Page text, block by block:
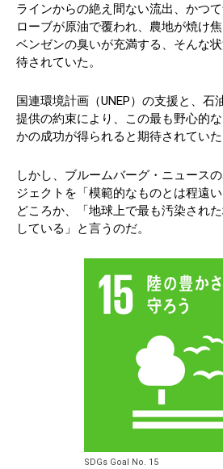
ラインからの絶え間ない流出、かつ
ローブが原油で覆われ、農地が焼け
ベンゼンの臭いが充満する、そんな
待されていた。
国連環境計画（UNEP）の支援と、石
提供の約束により、この最も野心的
かの成功が得られると期待されていた
しかし、ブルームバーグ・ニュース
ジェクトを「模範的なものとは程遠
どころか、「地球上で最も汚染され
している」と言うのだ。
SDGs Goal No. 15